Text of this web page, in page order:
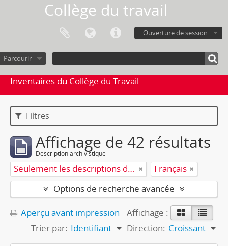
Collège du travail
Ouverture de session
Parcourir
Inventaires du Collège du Travail
Filtres
Affichage de 42 résultats
Description archivistique
Seulement les descriptions de haut niveau
Français
Options de recherche avancée
Aperçu avant impression
Affichage :
Trier par: Identifiant Direction: Croissant